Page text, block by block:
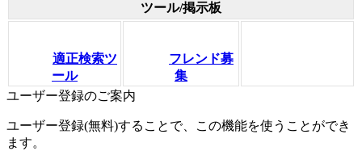
ツール/掲示板
適正検索ツ
ール
フレンド募
集
ユーザー登録のご案内
ユーザー登録(無料)することで、この機能を使うことができ
ます。